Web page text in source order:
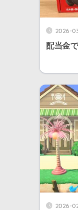
2026-
配当金
2026-